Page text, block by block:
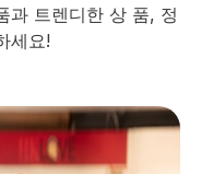
과 트렌디한 상 품, 정
세요!